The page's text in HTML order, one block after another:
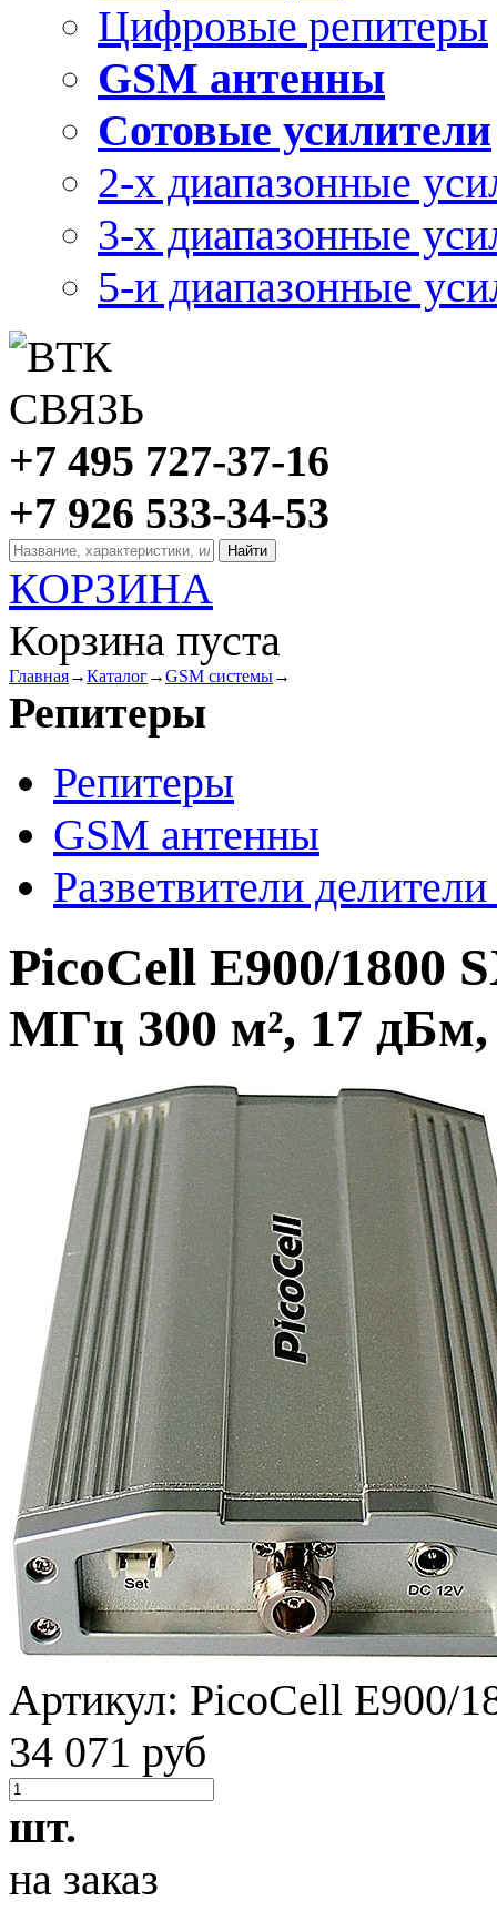
Цифровые репитеры
GSM антенны
Сотовые усилители
2-х диапазонные
3-х диапазонные
5-и диапазонные
+7 495 727-37-16
+7 926 533-34-53
КОРЗИНА
Корзина пуста
Главная→Каталог→GSM системы→
Репитеры
Репитеры
GSM антенны
Разветвители
PicoCell E900/1800
МГц 300 м², 17 дБм,
Артикул: PicoCell E900/
34 071 руб
шт.
на заказ